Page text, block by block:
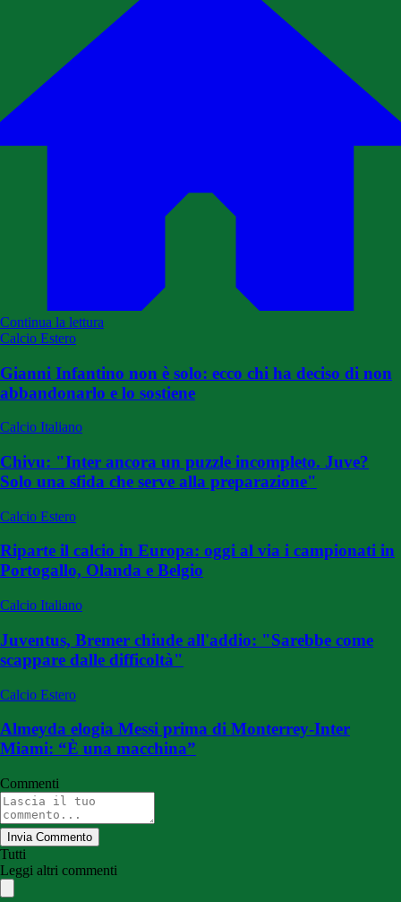
Continua la lettura
Calcio Estero
Gianni Infantino non è solo: ecco chi ha deciso di non
abbandonarlo e lo sostiene
Calcio Italiano
Chivu: "Inter ancora un puzzle incompleto. Juve?
Solo una sfida che serve alla preparazione"
Calcio Estero
Riparte il calcio in Europa: oggi al via i campionati in
Portogallo, Olanda e Belgio
Calcio Italiano
Juventus, Bremer chiude all'addio: "Sarebbe come
scappare dalle difficoltà"
Calcio Estero
Almeyda elogia Messi prima di Monterrey-Inter
Miami: “È una macchina”
Commenti
Invia Commento
Tutti
Leggi altri commenti